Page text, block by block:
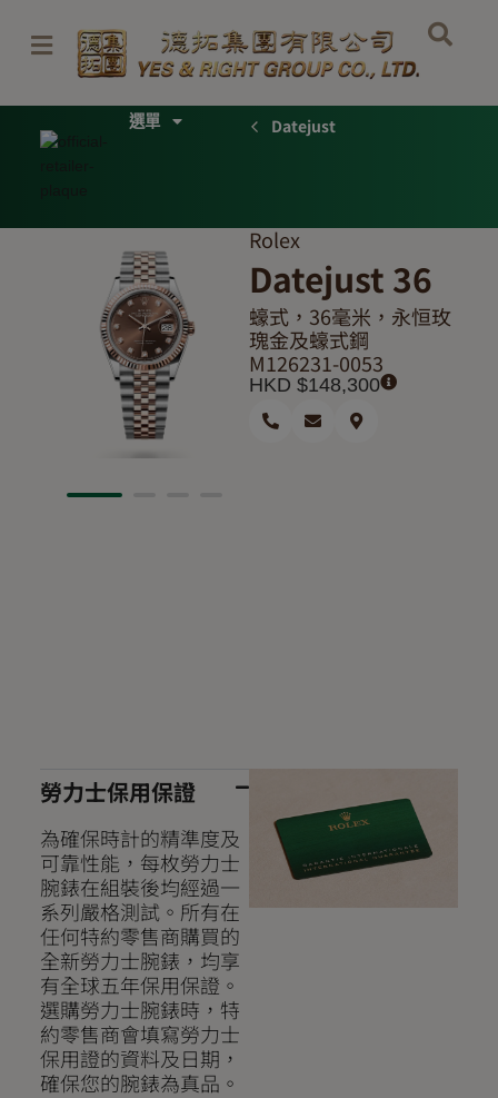
content
Menu Datejust
Rolex
Datejust 36
蠔式，36毫米，永恒玫
瑰金及蠔式鋼
M126231-0053
HKD $148,300
勞力士保用保證
為確保時計的精準度及
可靠性能，每枚勞力士
腕錶在組裝後均經過一
系列嚴格測試。所有在
任何特約零售商購買的
全新勞力士腕錶，均享
有全球五年保用保證。
選購勞力士腕錶時，特
約零售商會填寫勞力士
保用證的資料及日期，
確保您的腕錶為真品。